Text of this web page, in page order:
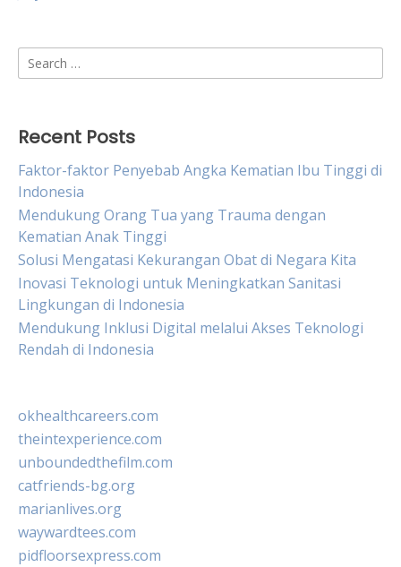
Search
for:
Recent Posts
Faktor-faktor Penyebab Angka Kematian Ibu Tinggi di
Indonesia
Mendukung Orang Tua yang Trauma dengan
Kematian Anak Tinggi
Solusi Mengatasi Kekurangan Obat di Negara Kita
Inovasi Teknologi untuk Meningkatkan Sanitasi
Lingkungan di Indonesia
Mendukung Inklusi Digital melalui Akses Teknologi
Rendah di Indonesia
okhealthcareers.com
theintexperience.com
unboundedthefilm.com
catfriends-bg.org
marianlives.org
waywardtees.com
pidfloorsexpress.com